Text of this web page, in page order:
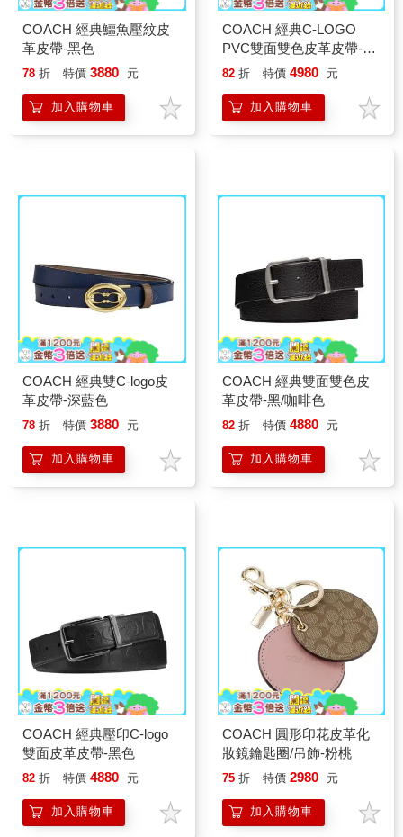
COACH 經典鱷魚壓紋皮
革皮帶-黑色
78 折 特價 3880 元
加入購物車
COACH 經典C-LOGO
PVC雙面雙色皮革皮帶-黑
色
82 折 特價 4980 元
加入購物車
COACH 經典雙C-logo皮
革皮帶-深藍色
78 折 特價 3880 元
加入購物車
COACH 經典雙面雙色皮
革皮帶-黑/咖啡色
82 折 特價 4880 元
加入購物車
COACH 經典壓印C-logo
雙面皮革皮帶-黑色
82 折 特價 4880 元
加入購物車
COACH 圓形印花皮革化
妝鏡鑰匙圈/吊飾-粉桃
75 折 特價 2980 元
加入購物車